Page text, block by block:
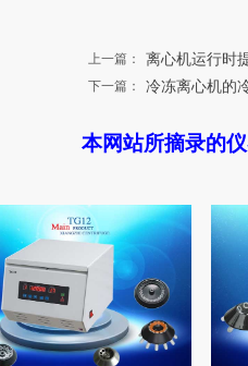
上一篇： 离心机运行时
下一篇： 冷冻离心机的
本网站所摘录的